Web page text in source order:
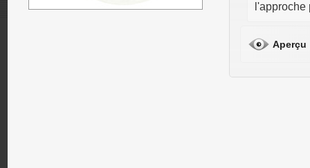
Aperçu